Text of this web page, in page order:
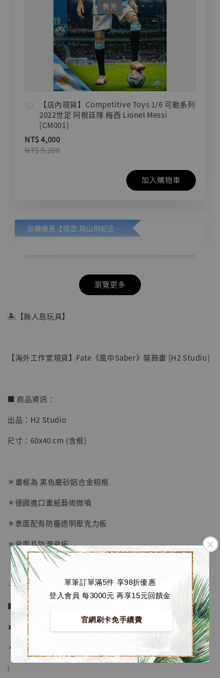
單筆訂單滿5件 享98折優惠
登入會員 每3000元 再享15元回饋金
官網刷卡免手續費
售完
【店內現貨】Competitive Toys 1/6 可動系列
2022世足 阿根廷隊 梅西 Lionel Messi
[CM001]
NT$ 4,000
NT$ 5,200
加入購物車
加購優惠【悟空 鳥山明紀念款 [奇蹟工作室]】
【店內現貨】七龍珠 系列蒐藏雕像 悟空 鳥山
NT$ 5,580
瀏覽更多
🏝【無人島玩具】
【海外工作室現貨】Fate《風中Saber》裝飾畫 [H2 Studio]
■ 商品資訊：
出品：H2 Studio
尺寸：60x40 cm (含框)
＊畫框為 黑色磨砂鋁合金相框
＊德國進口畫紙藝術微噴
＊表面配有防塵透明壓克力板
＊背面爲防潮背板
──────────────
■ 販售資訊：
➤ 價格 1380元
＊ 國際運費另計
⁝